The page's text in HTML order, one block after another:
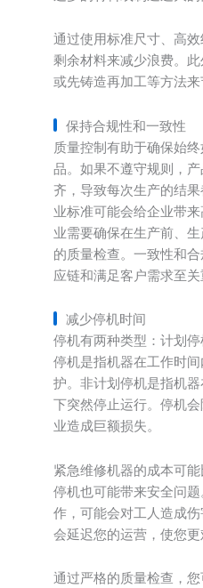
通过使用标准尺寸、高
剩余材料来减少浪费。
或先铸造再加工等方法来
保持合规性和一致性
质量控制有助于确保始
品。如果不遵守规则，
齐，导致每次生产的结
业标准可能会给企业带
业需要确保在生产前、
的质量检查。一致性和
应链和满足客户需求至关
减少停机时间
停机有两种类型：计划
停机是指机器在工作时
护。非计划停机是指机
下突然停止运行。停机
业造成巨额损失。
紧急维修机器的成本可
停机也可能带来安全问
作，可能会对工人造成
会延迟您的运营，使您更
通过严格的质量检查，